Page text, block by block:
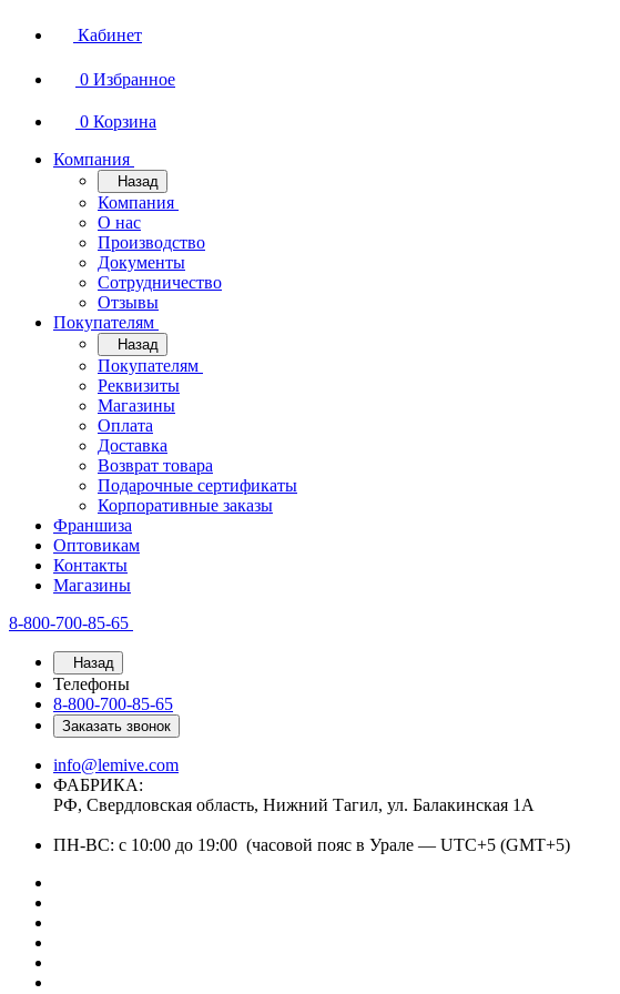
Кабинет
0 Избранное
0 Корзина
Компания
Назад
Компания
О нас
Производство
Документы
Сотрудничество
Отзывы
Покупателям
Назад
Покупателям
Реквизиты
Магазины
Оплата
Доставка
Возврат товара
Подарочные сертификаты
Корпоративные заказы
Франшиза
Оптовикам
Контакты
Магазины
8-800-700-85-65
Назад
Телефоны
8-800-700-85-65
Заказать звонок
info@lemive.com
ФАБРИКА:
РФ, Свердловская область, Нижний Тагил, ул. Балакинская 1А
ПН-ВС: с 10:00 до 19:00 (часовой пояс в Урале — UTC+5 (GMT+5)